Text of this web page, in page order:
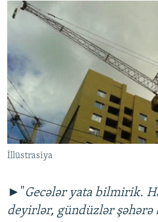
ARAŞDIRMA
MULTIMEDIA
FOTOQALEREYA
KARIKATURA
OXU ZALI
AZƏRBAYCAN ƏDƏBIYYATI KITABXANASI
İSLAM VƏ DEMOKRATIYA
İZ - MƏDƏNIYYƏT PROQRAMI
HAQQIMIZDA
PEŞƏ ETIKASI VƏ JURNALISTIKA
MATERIALLARIMIZDAN ISTIFADƏ
AZADLIQRADIOSU MOBIL
XƏBƏR BÜLLETENLƏRIMIZ
BIZI IZLƏ
RFE/RL-in bütün saytları
İllüstrasiya
►"Gecələr yata bilmirik.
deyirlər, gündüzlər şəhərə